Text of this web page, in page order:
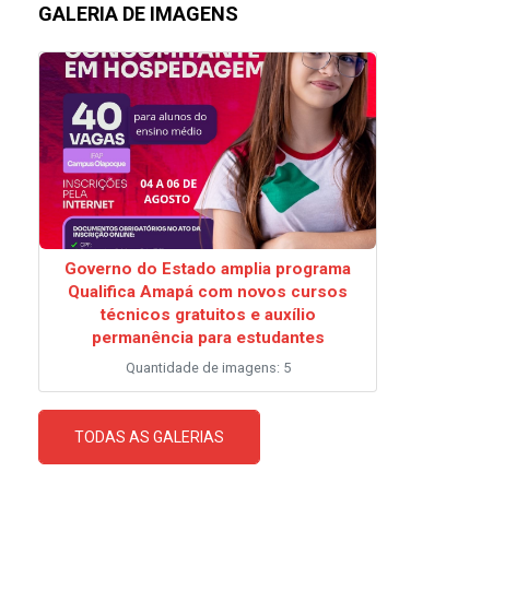
GALERIA DE IMAGENS
Governo do Estado amplia programa
Qualifica Amapá com novos cursos
técnicos gratuitos e auxílio
permanência para estudantes
Quantidade de imagens: 5
TODAS AS GALERIAS